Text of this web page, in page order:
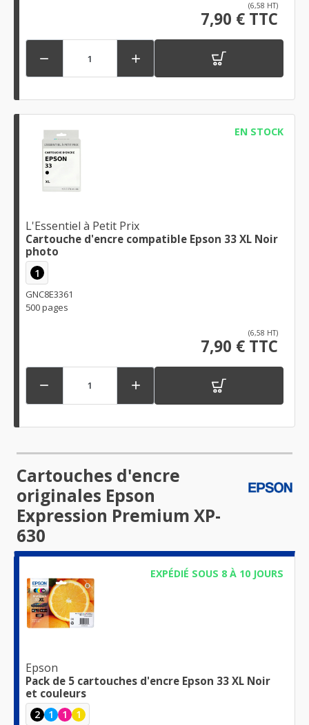
(6,58 HT)
7,90 € TTC
 
EN STOCK
L'Essentiel à Petit Prix
Cartouche d'encre compatible Epson 33 XL Noir
photo
1
GNC8E3361
500 pages
(6,58 HT)
7,90 € TTC
 
Cartouches d'encre
originales Epson
Expression Premium XP-
630
EXPÉDIÉ SOUS 8 À 10 JOURS
Epson
Pack de 5 cartouches d'encre Epson 33 XL Noir
et couleurs
2 1 1 1